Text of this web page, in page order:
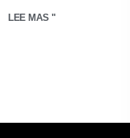
LEE MAS "